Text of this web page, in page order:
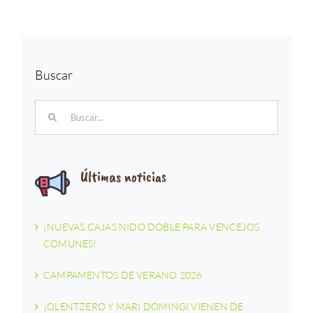
Buscar
Últimas noticias
¡NUEVAS CAJAS NIDO DOBLE PARA VENCEJOS
COMUNES!
CAMPAMENTOS DE VERANO 2026
¡OLENTZERO Y MARI DOMINGI VIENEN DE